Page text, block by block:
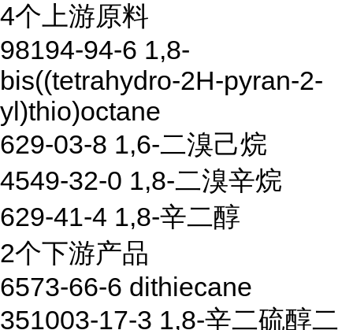
4个上游原料
98194-94-6 1,8-
bis((tetrahydro-2H-pyran-2-
yl)thio)octane
629-03-8 1,6-二溴己烷
4549-32-0 1,8-二溴辛烷
629-41-4 1,8-辛二醇
2个下游产品
6573-66-6 dithiecane
351003-17-3 1,8-辛二硫醇二